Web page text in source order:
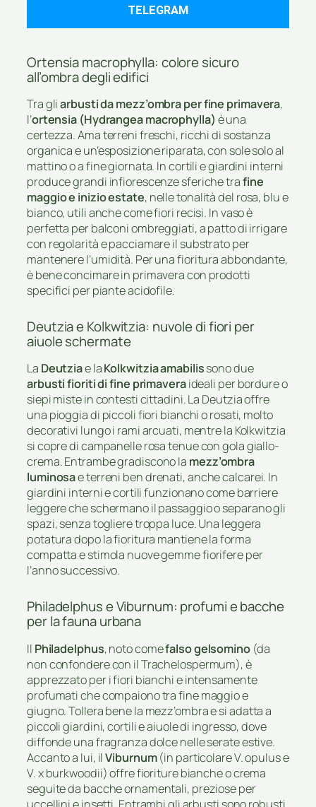
TELEGRAM
Ortensia macrophylla: colore sicuro
all’ombra degli edifici
Tra gliarbusti da mezz’ombra per fine primavera,
l’ortensia (Hydrangea macrophylla) è una
certezza. Ama terreni freschi, ricchi di sostanza
organica e un’esposizione riparata, con sole solo al
mattino o a fine giornata. In cortili e giardini interni
produce grandi infiorescenze sferiche trafine
maggio e inizio estate, nelle tonalità del rosa, blu e
bianco, utili anche come fiori recisi. In vaso è
perfetta per balconi ombreggiati, a patto di irrigare
con regolarità e pacciamare il substrato per
mantenere l’umidità. Per una fioritura abbondante,
è bene concimare in primavera con prodotti
specifici per piante acidofile.
Deutzia e Kolkwitzia: nuvole di fiori per
aiuole schermate
La Deutziae laKolkwitzia amabilissono due
arbusti fioriti di fine primaveraideali per bordure o
siepi miste in contesti cittadini. La Deutzia offre
una pioggia di piccoli fiori bianchi o rosati, molto
decorativi lungo i rami arcuati, mentre la Kolkwitzia
si copre di campanelle rosa tenue con gola giallo-
crema. Entrambe gradiscono la mezz’ombra
luminosae terreni ben drenati, anche calcarei. In
giardini interni e cortili funzionano come barriere
leggere che schermano il passaggio o separano gli
spazi, senza togliere troppa luce. Una leggera
potatura dopo la fioritura mantiene la forma
compatta e stimola nuove gemme fiorifere per
l’anno successivo.
Philadelphus e Viburnum: profumi e bacche
per la fauna urbana
Il Philadelphus, noto comefalso gelsomino(da
non confondere con il Trachelospermum), è
apprezzato per i fiori bianchi e intensamente
profumati che compaiono tra fine maggio e
giugno. Tollera bene la mezz’ombra e si adatta a
piccoli giardini, cortili e aiuole di ingresso, dove
diffonde una fragranza dolce nelle serate estive.
Accanto a lui, ilViburnum(in particolare V. opulus e
V. x burkwoodii) offre fioriture bianche o crema
seguite da bacche ornamentali, preziose per
uccellini e insetti. Entrambi gli arbusti sono robusti,